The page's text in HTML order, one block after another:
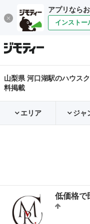
アプリなら
インストー
山梨県 河口湖駅のハウス
料掲載
エリア ジャ
低価格で